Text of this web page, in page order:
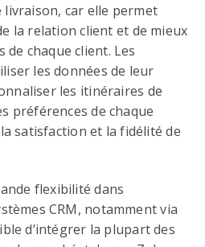
car elle permet
la relation client et de mieux
chaque client. Les
les données de leur
les itinéraires de
préférences de chaque
satisfaction et la fidélité de
flexibilité dans
CRM, notamment via
d’intégrer la plupart des